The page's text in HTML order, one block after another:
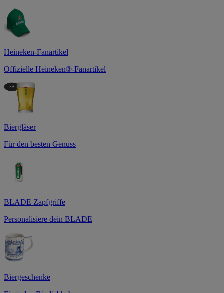
Heineken-Fanartikel
Offizielle Heineken®-Fanartikel
Biergläser
Für den besten Genuss
BLADE Zapfgriffe
Personalisiere dein BLADE
Biergeschenke